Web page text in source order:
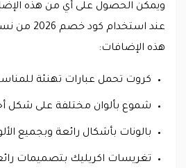
ويمكن الحصول على أي من هذه
عند
هذه الإضافات:
كروت تحمل عبارات تهنئة
شموع بألوان مختلفة على شكل
بالونات بأشكال رائعة وبجميع
تغريسات اكريليك بتصميمات